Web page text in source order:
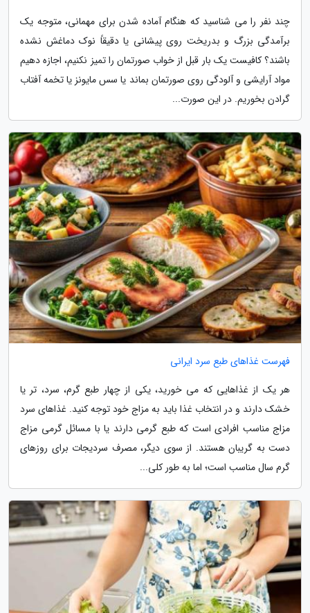
چند نفر را می شناسید که هنگام آماده شدن برای مهمانی، متوجه یک
برآمدگی بزرگ و بدریخت روی پیشانی یا دقیقاً نوک دماغش نشده
باشند؟ کافیست یک بار قبل از خواب صورتمان را تمیز نکنیم، اجازه دهیم
مواد آرایشی و آلودگی روی صورتمان بماند یا سس مایونز یا تخمه آفتاب
گرادن بخوریم. در این صورت...
فهرست غذاهای طبع سرد ایرانی
هر یک از غذاهایی که می خورید، یکی از چهار طبع گرم، سرد، تر یا
خشک دارند و در انتخاب غذا باید به مزاج خود توجه کنید. غذاهای سرد
مزاج مناسب افرادی است که طبع گرمی دارند یا با مسائل گرمی مزاج
دست به گریبان هستند. از سوی دیگر، مصرف سردیجات برای روزهای
گرم سال مناسب است؛ اما به طور کلی...